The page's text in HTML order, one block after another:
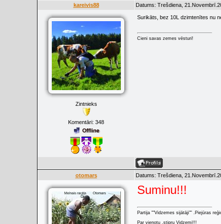
kareivis88 Datums: Trešdiena,
Zintnieks
Komentāri: 348
Surikāts, bez 10L dzimtenītes nu
Cieni savas zemes vēsturi!
otomars Datums: Trešdiena,
Suminu!!!
Partija ""Vidzemes sijātāji"" .Piejūras
Par vienotu ,stipru Vidzemi!!!